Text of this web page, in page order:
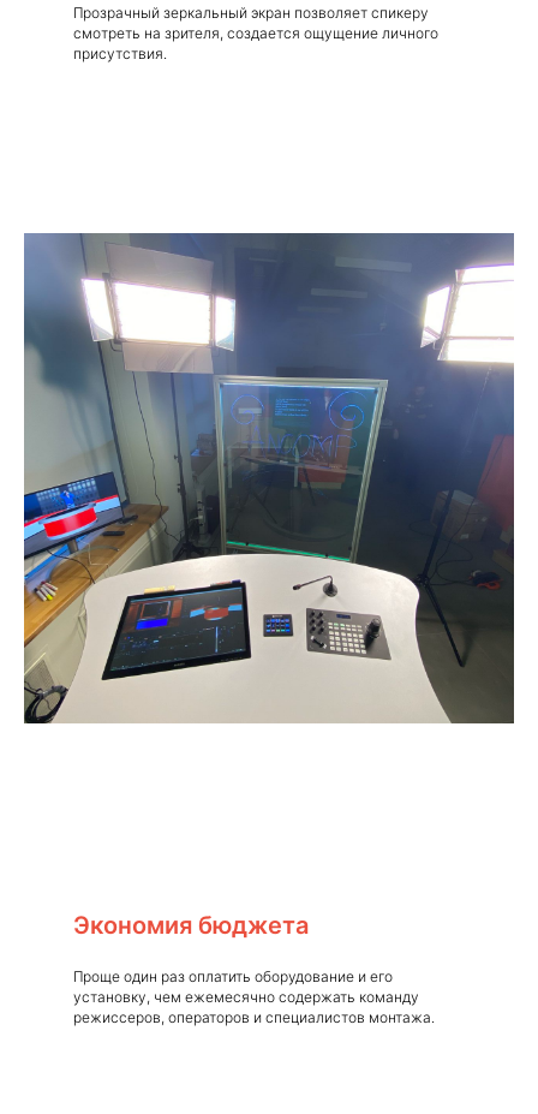
Прозрачный зеркальный экран позволяет спикеру
смотреть на зрителя, создается ощущение личного
присутствия.
Экономия бюджета
Проще один раз оплатить оборудование и его
установку, чем ежемесячно содержать команду
режиссеров, операторов и специалистов монтажа.